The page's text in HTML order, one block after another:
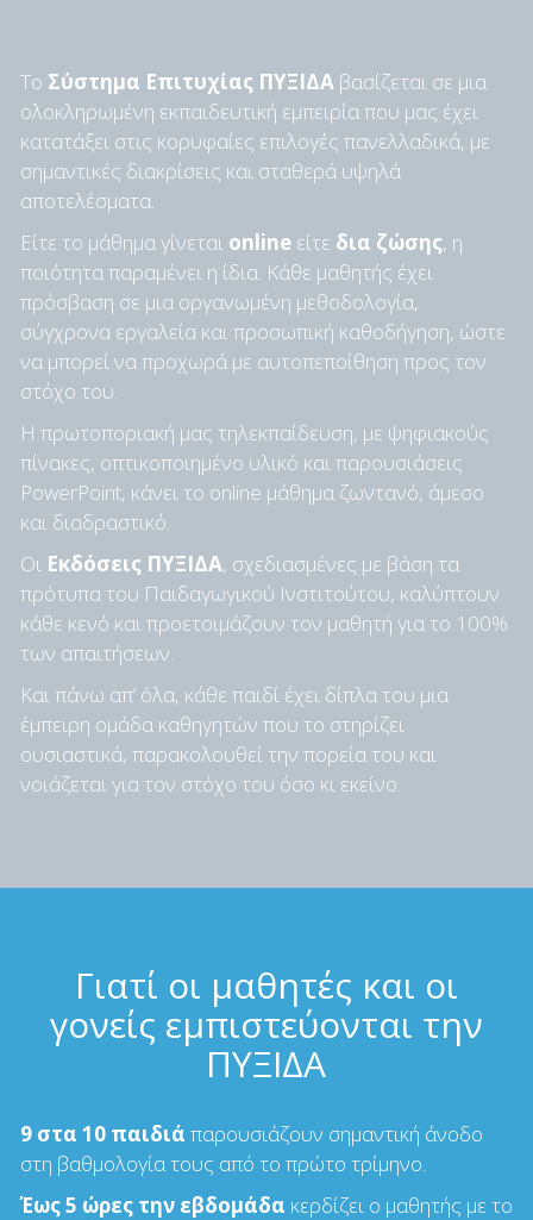
Το Σύστημα Επιτυχίας ΠΥΞΙΔΑβασίζεται σε μια
ολοκληρωμένη εκπαιδευτική εμπειρία που μας έχει
κατατάξει στις κορυφαίες επιλογές πανελλαδικά, με
σημαντικές διακρίσεις και σταθερά υψηλά
αποτελέσματα.
Είτε το μάθημα γίνεται onlineείτε δια ζώσης, η
ποιότητα παραμένει η ίδια. Κάθε μαθητής έχει
πρόσβαση σε μια οργανωμένη μεθοδολογία,
σύγχρονα εργαλεία και προσωπική καθοδήγηση, ώστε
να μπορεί να προχωρά με αυτοπεποίθηση προς τον
στόχο του.
Η πρωτοποριακή μας τηλεκπαίδευση, με ψηφιακούς
πίνακες, οπτικοποιημένο υλικό και παρουσιάσεις
PowerPoint, κάνει το online μάθημα ζωντανό, άμεσο
και διαδραστικό.
Οι Εκδόσεις ΠΥΞΙΔΑ, σχεδιασμένες με βάση τα
πρότυπα του Παιδαγωγικού Ινστιτούτου, καλύπτουν
κάθε κενό και προετοιμάζουν τον μαθητή για το 100%
των απαιτήσεων.
Και πάνω απ’ όλα, κάθε παιδί έχει δίπλα του μια
έμπειρη ομάδα καθηγητών που το στηρίζει
ουσιαστικά, παρακολουθεί την πορεία του και
νοιάζεται για τον στόχο του όσο κι εκείνο.
Γιατί οι μαθητές και οι
γονείς εμπιστεύονται την
ΠΥΞΙΔΑ
9 στα 10 παιδιά παρουσιάζουν σημαντική άνοδο
στη βαθμολογία τους από το πρώτο τρίμηνο.
Έως 5 ώρες την εβδομάδα κερδίζει ο μαθητής με το